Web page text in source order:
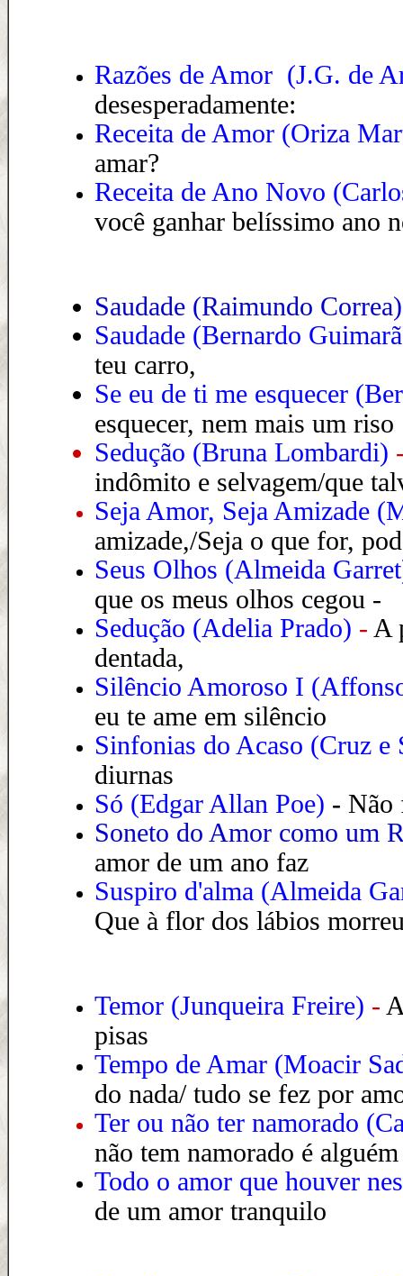
Razões de Amor(J.G. de
desesperadamente:
Receita de Amor (Oriza
amar?
Receita de Ano Novo
você ganhar belíssimo ano
Saudade (Raimundo Correa)
Saudade (Bernardo
teu carro,
Se eu de ti me esquecer
esquecer, nem mais um riso
Sedução (Bruna Lombardi)
indômito e selvagem/que
Seja Amor, Seja Amizade
amizade,/Seja o que for,
Seus Olhos (Almeida
que os meus olhos cegou -
Sedução (Adelia Prado) - A
dentada,
Silêncio Amoroso I
eu te ame em silêncio
Sinfonias do Acaso (Cruz e
diurnas
Só (Edgar Allan Poe) - Não
Soneto do Amor como um
amor de um ano faz
Suspiro d'alma (Almeida
Que à flor dos lábios
Temor (Junqueira Freire) -
pisas
Tempo de Amar(Moacir
do nada/ tudo se fez por
Ter ou não ter namorado (
não tem namorado é
Todo o amor que houver
de um amor tranquilo